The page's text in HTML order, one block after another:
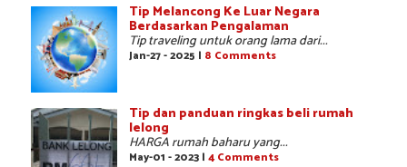
Tip Melancong Ke Luar Negara
Berdasarkan Pengalaman
Tip traveling untuk orang lama dari...
Jan-27 - 2025 | 8 Comments
Tip dan panduan ringkas beli rumah
lelong
HARGA rumah baharu yang...
May-01 - 2023 | 4 Comments